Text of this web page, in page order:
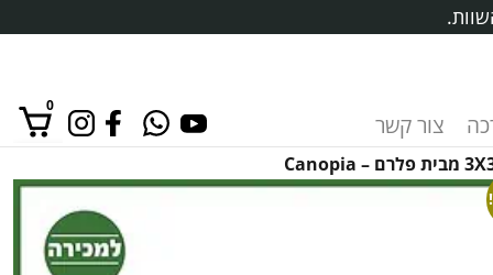
צור קשר
0
אין מוצרים בסל הקניות.